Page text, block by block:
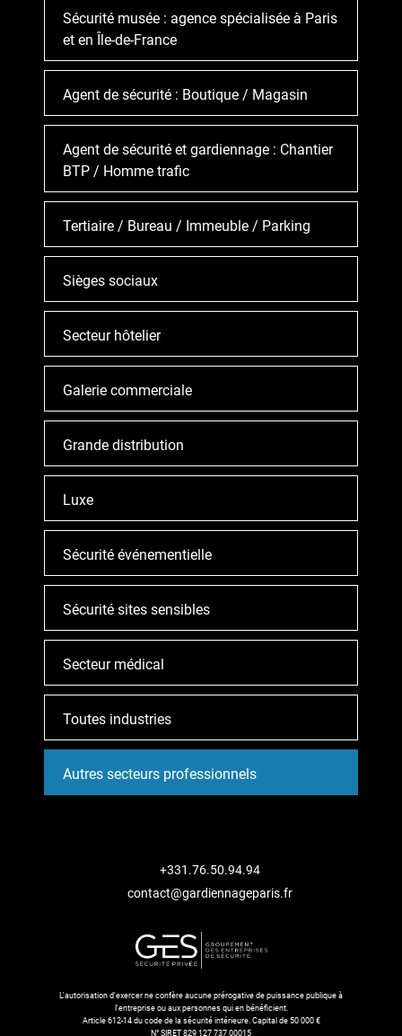
Sécurité musée : agence spécialisée à Paris
et en Île-de-France
Agent de sécurité : Boutique / Magasin
Agent de sécurité et gardiennage : Chantier
BTP / Homme trafic
Tertiaire / Bureau / Immeuble / Parking
Sièges sociaux
Secteur hôtelier
Galerie commerciale
Grande distribution
Luxe
Sécurité événementielle
Sécurité sites sensibles
Secteur médical
Toutes industries
Autres secteurs professionnels
+331.76.50.94.94
contact@gardiennageparis.fr
L'autorisation d'exercer ne confère aucune prérogative de puissance publique à
l'entreprise ou aux personnes qui en bénéficient.
Article 612-14 du code de la sécurité intérieure. Capital de 50 000 €
N° SIRET 829 127 737 00015